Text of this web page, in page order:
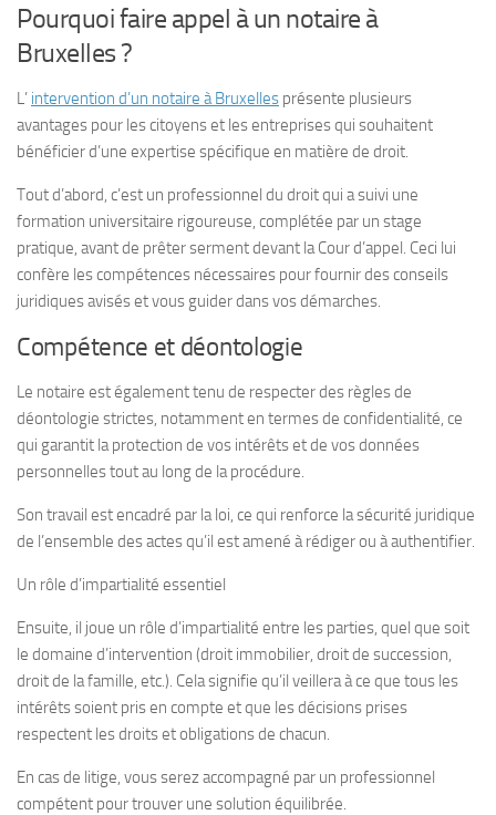
Pourquoi faire appel à un notaire à
Bruxelles ?
L’ intervention d’un notaire à Bruxelles présente plusieurs
avantages pour les citoyens et les entreprises qui souhaitent
bénéficier d’une expertise spécifique en matière de droit.
Tout d’abord, c’est un professionnel du droit qui a suivi une
formation universitaire rigoureuse, complétée par un stage
pratique, avant de prêter serment devant la Cour d’appel. Ceci lui
confère les compétences nécessaires pour fournir des conseils
juridiques avisés et vous guider dans vos démarches.
Compétence et déontologie
Le notaire est également tenu de respecter des règles de
déontologie strictes, notamment en termes de confidentialité, ce
qui garantit la protection de vos intérêts et de vos données
personnelles tout au long de la procédure.
Son travail est encadré par la loi, ce qui renforce la sécurité juridique
de l’ensemble des actes qu’il est amené à rédiger ou à authentifier.
Un rôle d’impartialité essentiel
Ensuite, il joue un rôle d’impartialité entre les parties, quel que soit
le domaine d’intervention (droit immobilier, droit de succession,
droit de la famille, etc.). Cela signifie qu’il veillera à ce que tous les
intérêts soient pris en compte et que les décisions prises
respectent les droits et obligations de chacun.
En cas de litige, vous serez accompagné par un professionnel
compétent pour trouver une solution équilibrée.